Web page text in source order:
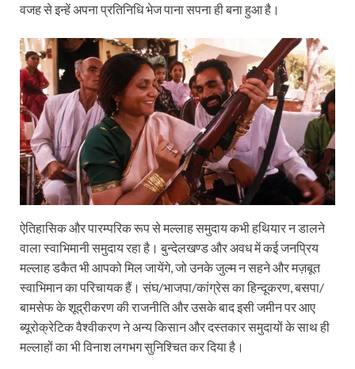
वजह से इन्हें अपना प्रतिनिधि भेज पाना सपना ही बना हुआ है।
ऐतिहासिक और पारम्परिक रूप से मल्लाह समुदाय कभी हथियार न डालने
वाला स्वाभिमानी समुदाय रहा है। बुन्देलखण्ड और अवध में कई जनप्रिय
मल्लाह डकैत भी आपको मिल जायेंगे, जो उनके जुल्म न सहने और मज़बूत
स्वाभिमान का परिचायक हैं। संघ/भाजपा/कांग्रेस का हिन्दूकरण, बसपा/
बामसेफ के शूद्रीकरण की राजनीति और उसके बाद इसी जमीन पर आए
ब्यूरोक्रेटिक वैश्वीकरण ने अन्य किसान और दस्तकार समुदायों के साथ ही
मल्लाहों का भी विनाश लगभग सुनिश्चित कर दिया है।